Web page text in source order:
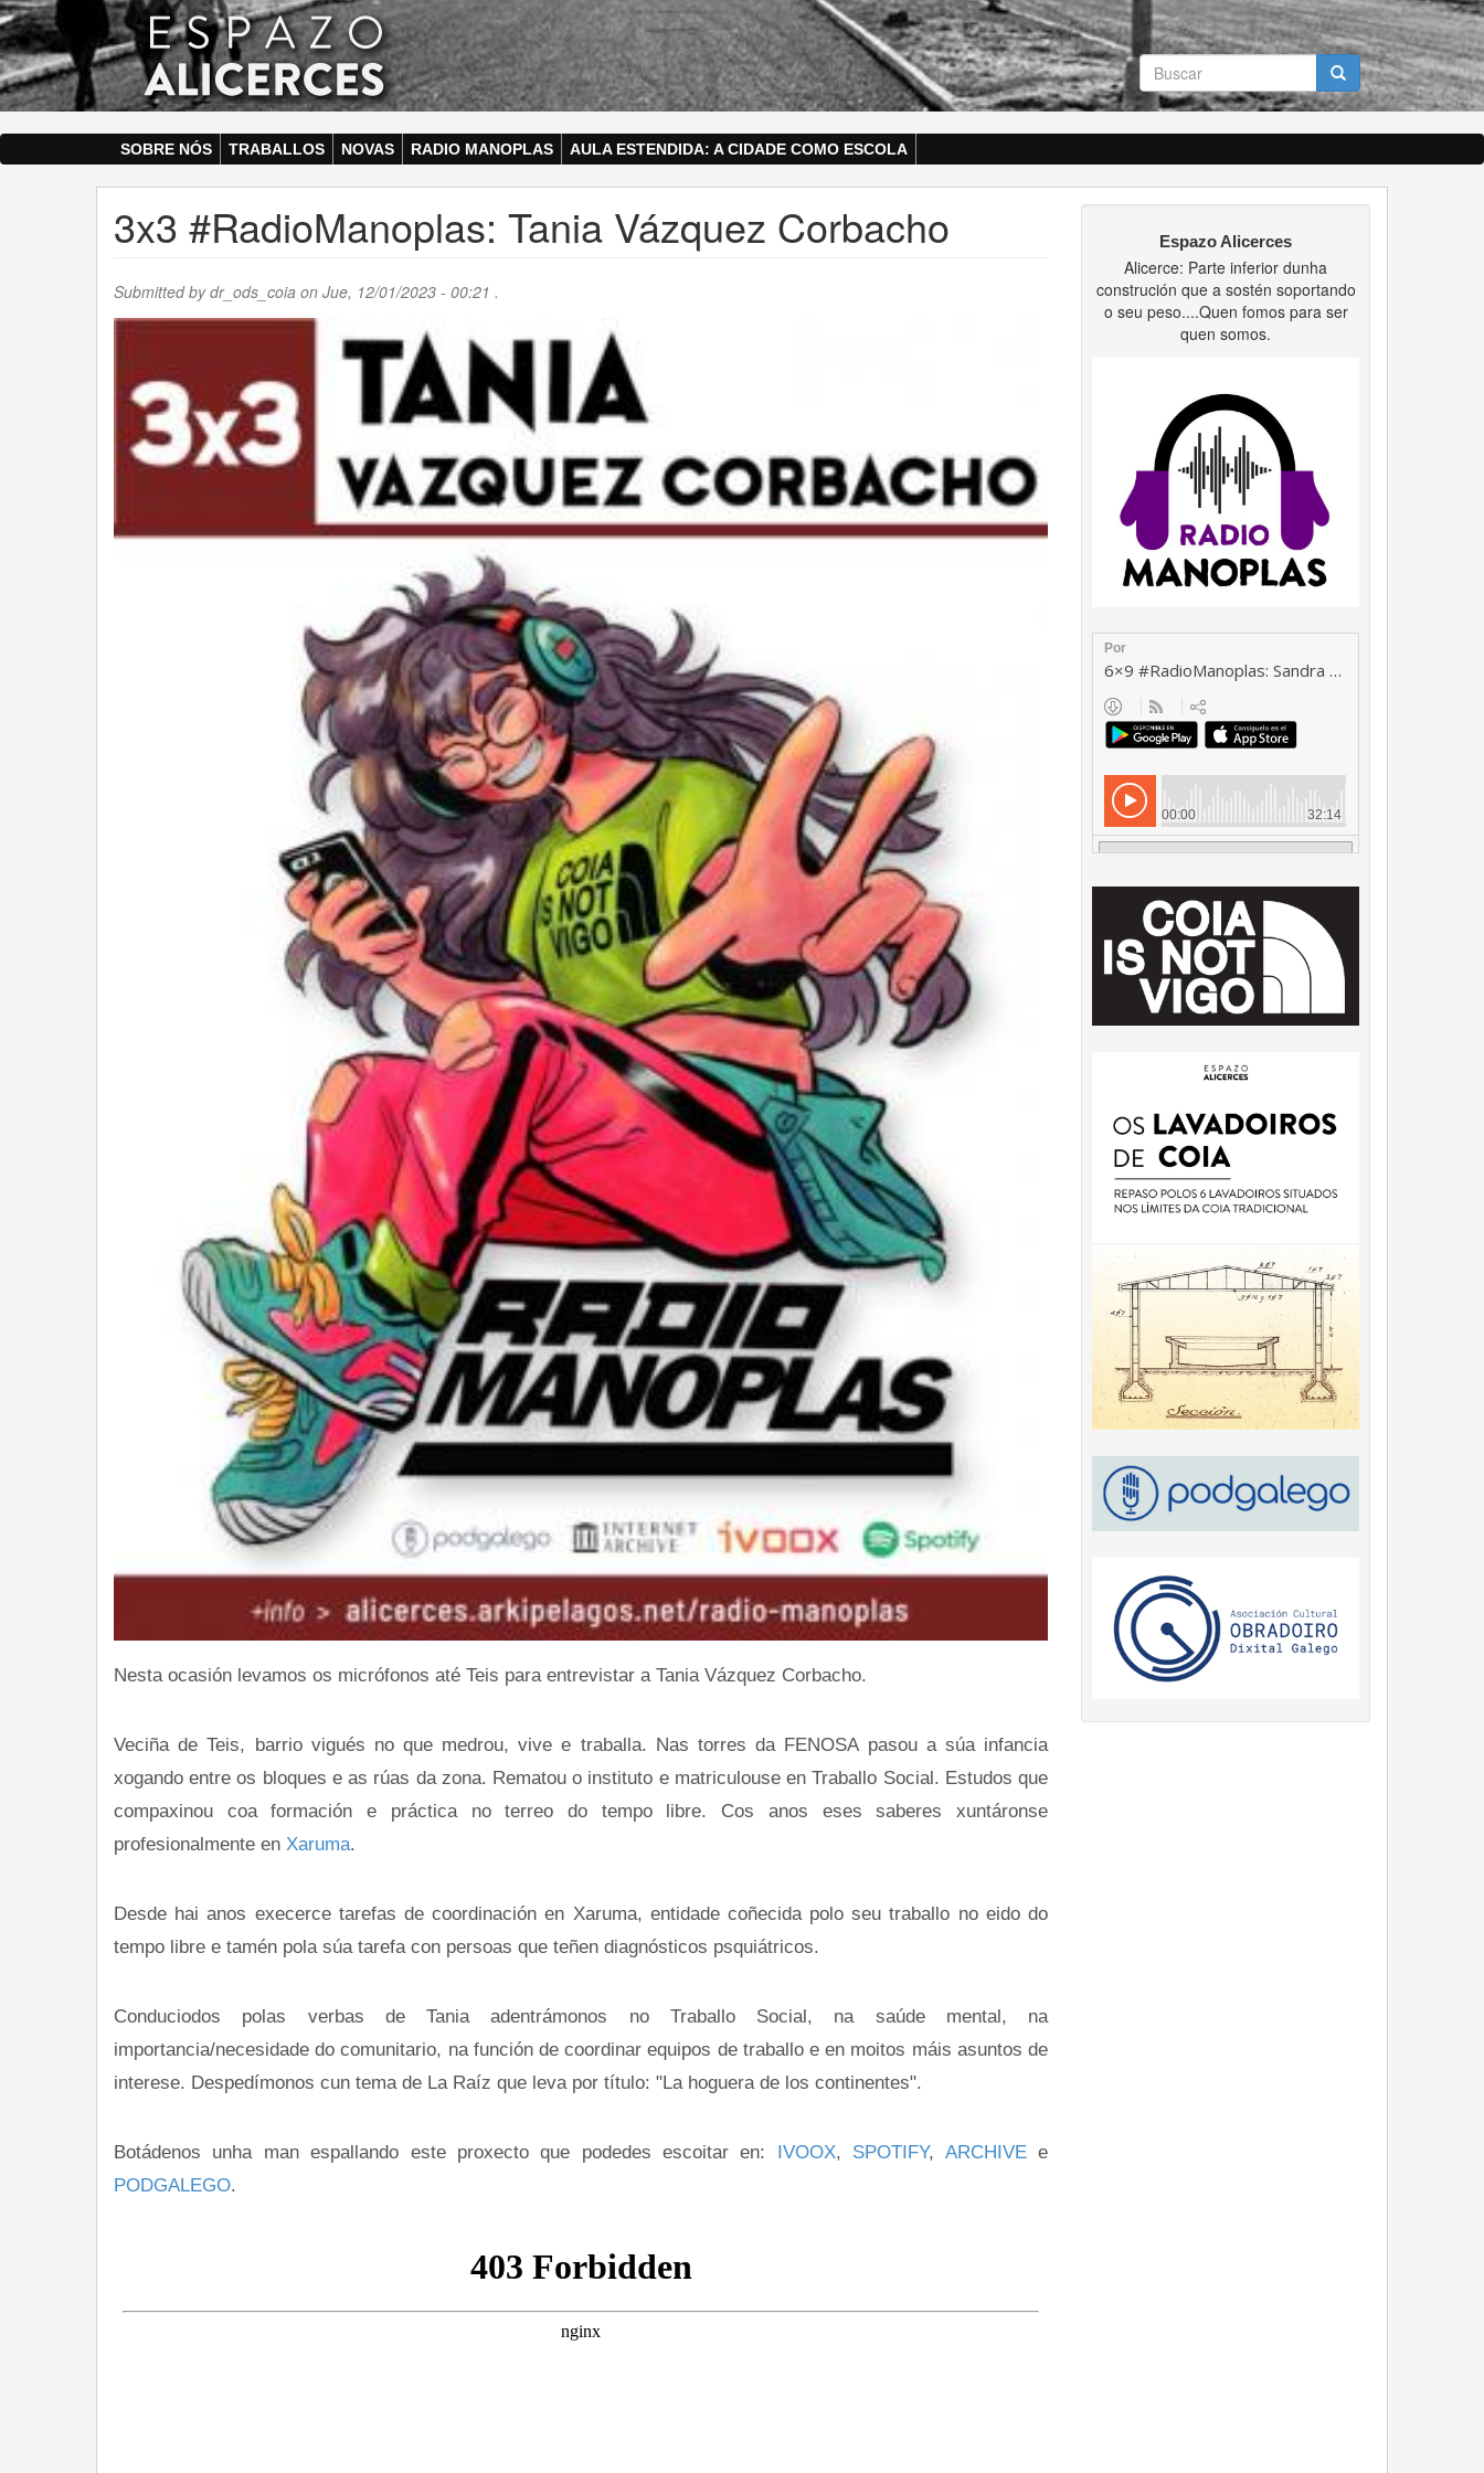
Skip
to
main
content
Formulario
de
búsqueda
Buscar
SOBRE NÓS TRABALLOS NOVAS RADIO MANOPLAS AULA ESTENDIDA: A CIDADE COMO ESCOLA
3x3 #RadioManoplas: Tania Vázquez Corbacho
Submitted bydr_ods_coia on Jue, 12/01/2023 - 00:21 .
Nesta ocasión levamos os micrófonos até Teis para entrevistar a Tania Vázquez Corbacho.
Veciña de Teis, barrio vigués no que medrou, vive e traballa. Nas torres da FENOSA pasou a súa infancia
xogando entre os bloques e as rúas da zona. Rematou o instituto e matriculouse en Traballo Social. Estudos que
compaxinou coa formación e práctica no terreo do tempo libre. Cos anos eses saberes xuntáronse
profesionalmente en Xaruma.
Desde hai anos execerce tarefas de coordinación en Xaruma, entidade coñecida polo seu traballo no eido do
tempo libre e tamén pola súa tarefa con persoas que teñen diagnósticos psquiátricos.
Conduciodos polas verbas de Tania adentrámonos no Traballo Social, na saúde mental, na
importancia/necesidade do comunitario, na función de coordinar equipos de traballo e en moitos máis asuntos de
interese. Despedímonos cun tema de La Raíz que leva por título: "La hoguera de los continentes".
Botádenos unha man espallando este proxecto que podedes escoitar en: IVOOX, SPOTIFY, ARCHIVEe
PODGALEGO.
Espazo Alicerces
Alicerce: Parte inferior dunha
construción que a sostén soportando
o seu peso....Quen fomos para ser
quen somos.